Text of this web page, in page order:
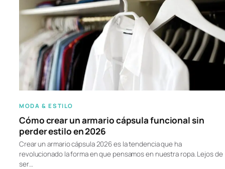
MODA & ESTILO
Cómo crear un armario cápsula funcional sin
perder estilo en 2026
Crear un armario cápsula 2026 es la tendencia que ha
revolucionado la forma en que pensamos en nuestra ropa. Lejos de
ser…